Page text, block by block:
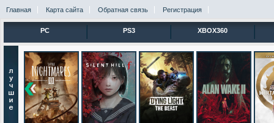
Главная Карта сайта Обратная связь Регистрация
PC PS3 XBOX360